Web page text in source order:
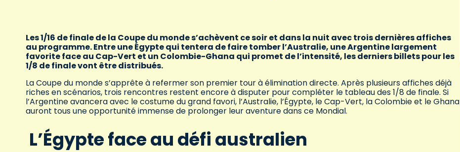
Les 1/16 de finale de la Coupe du monde s’achèvent ce soir et dans la nuit avec trois dernières affiches
au programme. Entre une Égypte qui tentera de faire tomber l’Australie, une Argentine largement
favorite face au Cap-Vert et un Colombie-Ghana qui promet de l’intensité, les derniers billets pour les
1/8 de finale vont être distribués.
La Coupe du monde s’apprête à refermer son premier tour à élimination directe. Après plusieurs affiches déjà
riches en scénarios, trois rencontres restent encore à disputer pour compléter le tableau des 1/8 de finale. Si
l’Argentine avancera avec le costume du grand favori, l’Australie, l’Égypte, le Cap-Vert, la Colombie et le Ghana
auront tous une opportunité immense de prolonger leur aventure dans ce Mondial.
L’Égypte face au défi australien